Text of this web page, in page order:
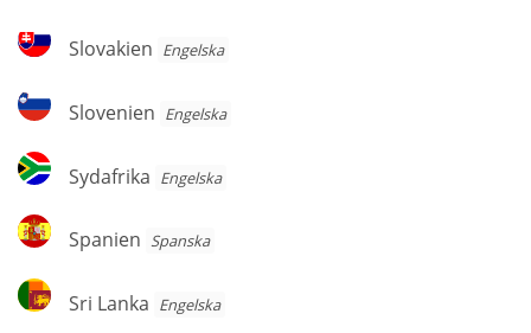
Slovakien
Slovakien Engelska
Slovenien
Slovenien Engelska
Sydafrika
Sydafrika Engelska
Spanien
Spanien Spanska
Sri
Lanka
Sri Lanka Engelska